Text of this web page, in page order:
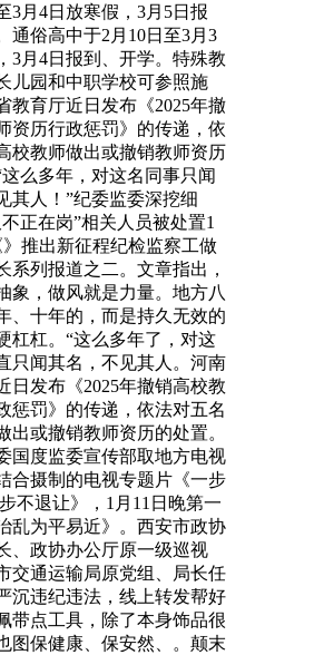
3月4日放寒假，3月5日报
通俗高中于2月10日至3月3
3月4日报到、开学。特殊教
儿园和中职学校可参照施
教育厅近日发布《2025年撤
资历行政惩罚》的传递，依
校教师做出或撤销教师资历
么多年，对这名同事只闻
其人！”纪委监委深挖细
正在岗”相关人员被处置1
》推出新征程纪检监察工做
系列报道之二。文章指出，
象，做风就是力量。地方八
、十年的，而是持久无效的
杠杠。“这么多年了，对这
只闻其名，不见其人。河南
日发布《2025年撤销高校教
惩罚》的传递，依法对五名
出或撤销教师资历的处置。
国度监委宣传部取地方电视
合摄制的电视专题片《一步
不退让》，1月11日晚第一
乱为平易近》。西安市政协
、政协办公厅原一级巡视
交通运输局原党组、局长任
沉违纪违法，线上转发帮好
带点工具，除了本身饰品很
图保健康、保安然、。颠末